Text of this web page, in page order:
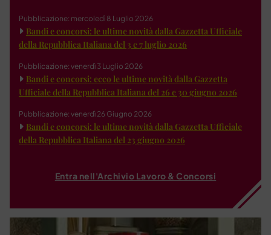
Pubblicazione: mercoledì 8 Luglio 2026
Bandi e concorsi: le ultime novità dalla Gazzetta Ufficiale
della Repubblica Italiana del 3 e 7 luglio 2026
Pubblicazione: venerdì 3 Luglio 2026
Bandi e concorsi: ecco le ultime novità dalla Gazzetta
Ufficiale della Repubblica Italiana del 26 e 30 giugno 2026
Pubblicazione: venerdì 26 Giugno 2026
Bandi e concorsi: le ultime novità dalla Gazzetta Ufficiale
della Repubblica Italiana del 23 giugno 2026
Entra nell'Archivio Lavoro & Concorsi